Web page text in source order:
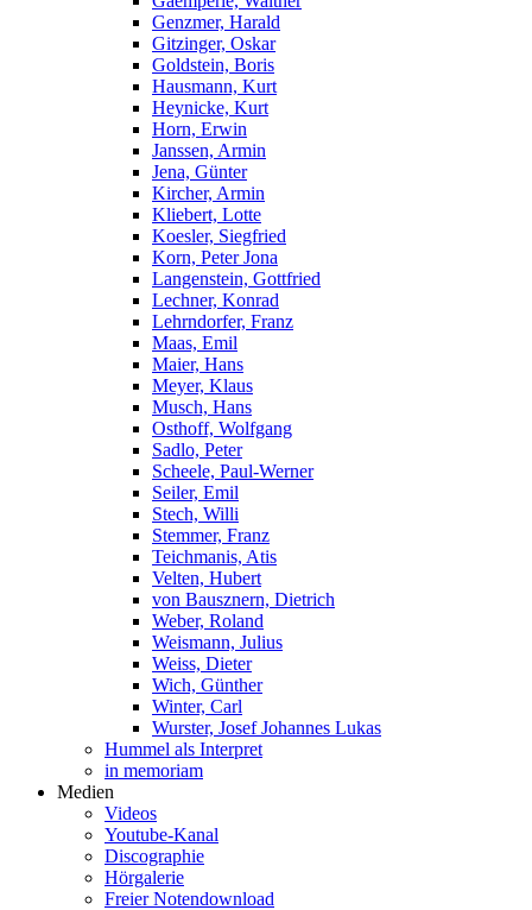
Genzmer, Harald
Gitzinger, Oskar
Goldstein, Boris
Hausmann, Kurt
Heynicke, Kurt
Horn, Erwin
Janssen, Armin
Jena, Günter
Kircher, Armin
Kliebert, Lotte
Koesler, Siegfried
Korn, Peter Jona
Langenstein, Gottfried
Lechner, Konrad
Lehrndorfer, Franz
Maas, Emil
Maier, Hans
Meyer, Klaus
Musch, Hans
Osthoff, Wolfgang
Sadlo, Peter
Scheele, Paul-Werner
Seiler, Emil
Stech, Willi
Stemmer, Franz
Teichmanis, Atis
Velten, Hubert
von Bausznern, Dietrich
Weber, Roland
Weismann, Julius
Weiss, Dieter
Wich, Günther
Winter, Carl
Wurster, Josef Johannes Lukas
Hummel als Interpret
in memoriam
Medien
Videos
Youtube-Kanal
Discographie
Hörgalerie
Freier Notendownload